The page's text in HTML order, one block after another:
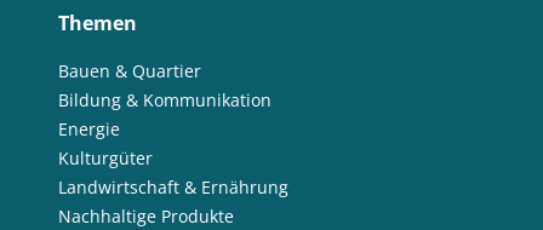
Themen
Bauen & Quartier
Bildung & Kommunikation
Energie
Kulturgüter
Landwirtschaft & Ernährung
Nachhaltige Produkte